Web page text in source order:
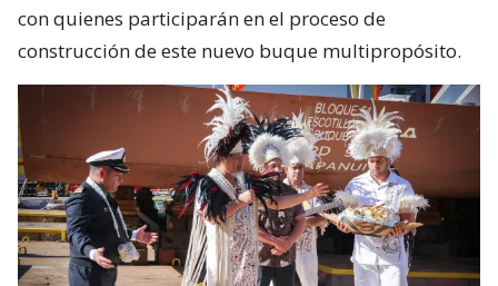
con quienes participarán en el proceso de
construcción de este nuevo buque multipropósito.